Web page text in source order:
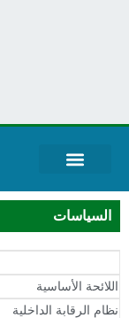
السياسات
اللائحة الأساسية
نظام الرقابة الداخلية